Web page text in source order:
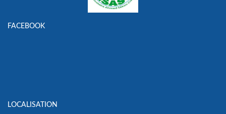
FACEBOOK
LOCALISATION